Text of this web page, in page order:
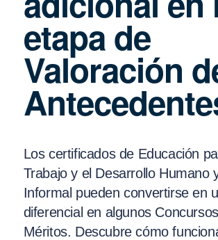
etapa de
Valoración
Los certificados de Educación
Trabajo y el Desarrollo Humano
Informal pueden convertirse en
diferencial en algunos
Méritos. Descubre cómo